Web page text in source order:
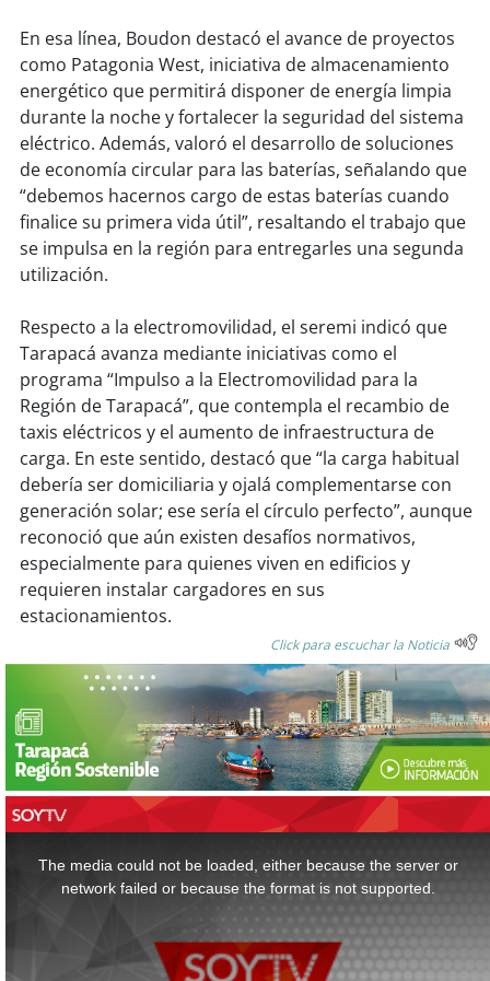
soytemuco
soyvaldivia
soyosorno
soypuertomontt
soychiloé
En esa línea, Boudon destacó el avance de proyectos
como Patagonia West, iniciativa de almacenamiento
energético que permitirá disponer de energía limpia
durante la noche y fortalecer la seguridad del sistema
eléctrico. Además, valoró el desarrollo de soluciones
de economía circular para las baterías, señalando que
“debemos hacernos cargo de estas baterías cuando
finalice su primera vida útil”, resaltando el trabajo que
se impulsa en la región para entregarles una segunda
utilización.
Respecto a la electromovilidad, el seremi indicó que
Tarapacá avanza mediante iniciativas como el
programa “Impulso a la Electromovilidad para la
Región de Tarapacá”, que contempla el recambio de
taxis eléctricos y el aumento de infraestructura de
carga. En este sentido, destacó que “la carga habitual
debería ser domiciliaria y ojalá complementarse con
generación solar; ese sería el círculo perfecto”, aunque
reconoció que aún existen desafíos normativos,
especialmente para quienes viven en edificios y
requieren instalar cargadores en sus
estacionamientos.
Click para escuchar la Noticia
The media could not be loaded, either because the server or
network failed or because the format is not supported.